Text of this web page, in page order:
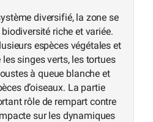
diversifié, la zone se
riche et variée.
espèces végétales et
singes verts, les tortues
à queue blanche et
d’oiseaux. La partie
rôle de rempart contre
sur les dynamiques